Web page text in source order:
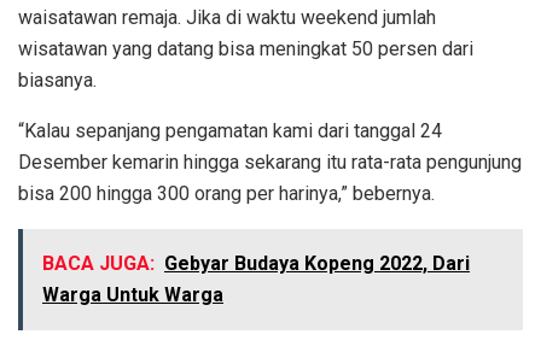
waisatawan remaja. Jika di waktu weekend jumlah
wisatawan yang datang bisa meningkat 50 persen dari
biasanya.
“Kalau sepanjang pengamatan kami dari tanggal 24
Desember kemarin hingga sekarang itu rata-rata pengunjung
bisa 200 hingga 300 orang per harinya,” bebernya.
BACA JUGA: Gebyar Budaya Kopeng 2022, Dari
Warga Untuk Warga